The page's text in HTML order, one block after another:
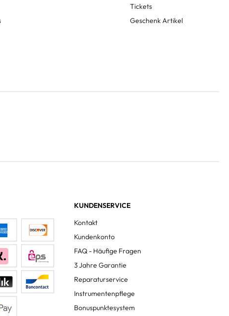
Tickets
Geschenk Artikel
KUNDENSERVICE
Kontakt
Kundenkonto
FAQ - Häufige Fragen
3 Jahre Garantie
Reparaturservice
Instrumentenpflege
Bonuspunktesystem